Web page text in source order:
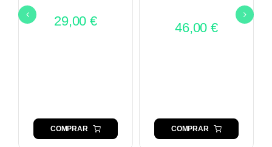
29,00 €
COMPRAR
46,00 €
COMPRAR